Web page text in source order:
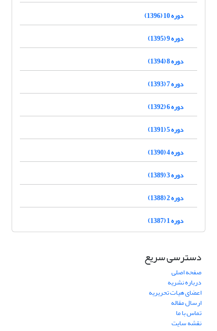
دوره 10 (1396)
دوره 9 (1395)
دوره 8 (1394)
دوره 7 (1393)
دوره 6 (1392)
دوره 5 (1391)
دوره 4 (1390)
دوره 3 (1389)
دوره 2 (1388)
دوره 1 (1387)
دسترسی سریع
صفحه اصلی
درباره نشریه
اعضای هیات تحریریه
ارسال مقاله
تماس با ما
نقشه سایت